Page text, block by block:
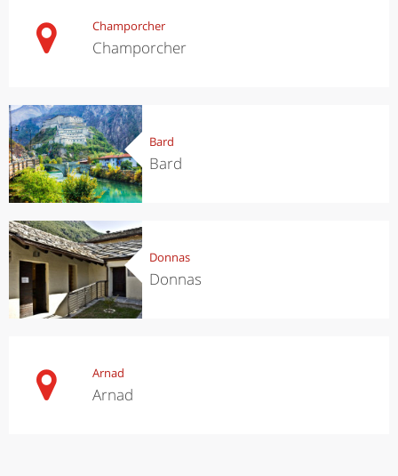
Champorcher
Champorcher
Bard
Bard
Donnas
Donnas
Arnad
Arnad